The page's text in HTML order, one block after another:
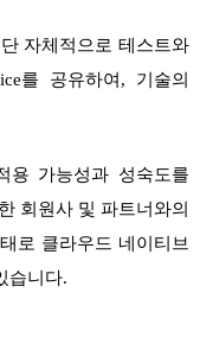
자체적으로 테스트와
를 공유하여, 기술의
용 가능성과 성숙도를
회원사 및 파트너와의
로 클라우드 네이티브
습니다.